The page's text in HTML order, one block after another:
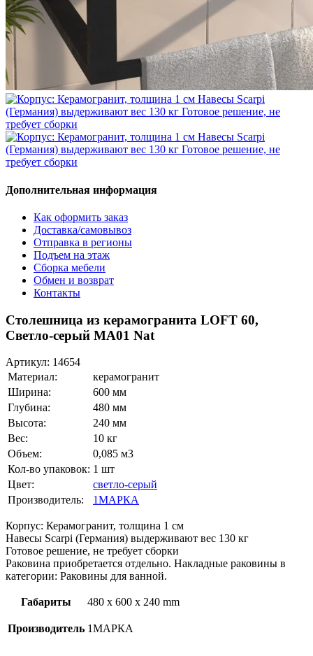
Дополнительная информация
Как оформить заказ
Доставка/самовывоз
Отправка в регионы
Подъем на этаж
Сборка мебели
Обмен и возврат
Контакты
Столешница из керамогранита LOFT 60,
Светло-серый МА01 Nat
Артикул: 14654
Материал:
керамогранит
Ширина:
600 мм
Глубина:
480 мм
Высота:
240 мм
Вес:
10 кг
Объем:
0,085 м3
Кол-во упаковок: 1 шт
Цвет:
светло-серый
Производитель:
1МАРКА
Корпус: Керамогранит, толщина 1 см
Навесы Scarpi (Германия) выдерживают вес 130 кг
Готовое решение, не требует сборки
Раковина приобретается отдельно. Накладные раковины в
категории: Раковины для ванной.
Габариты 480 x 600 x 240 mm
Производитель 1МАРКА